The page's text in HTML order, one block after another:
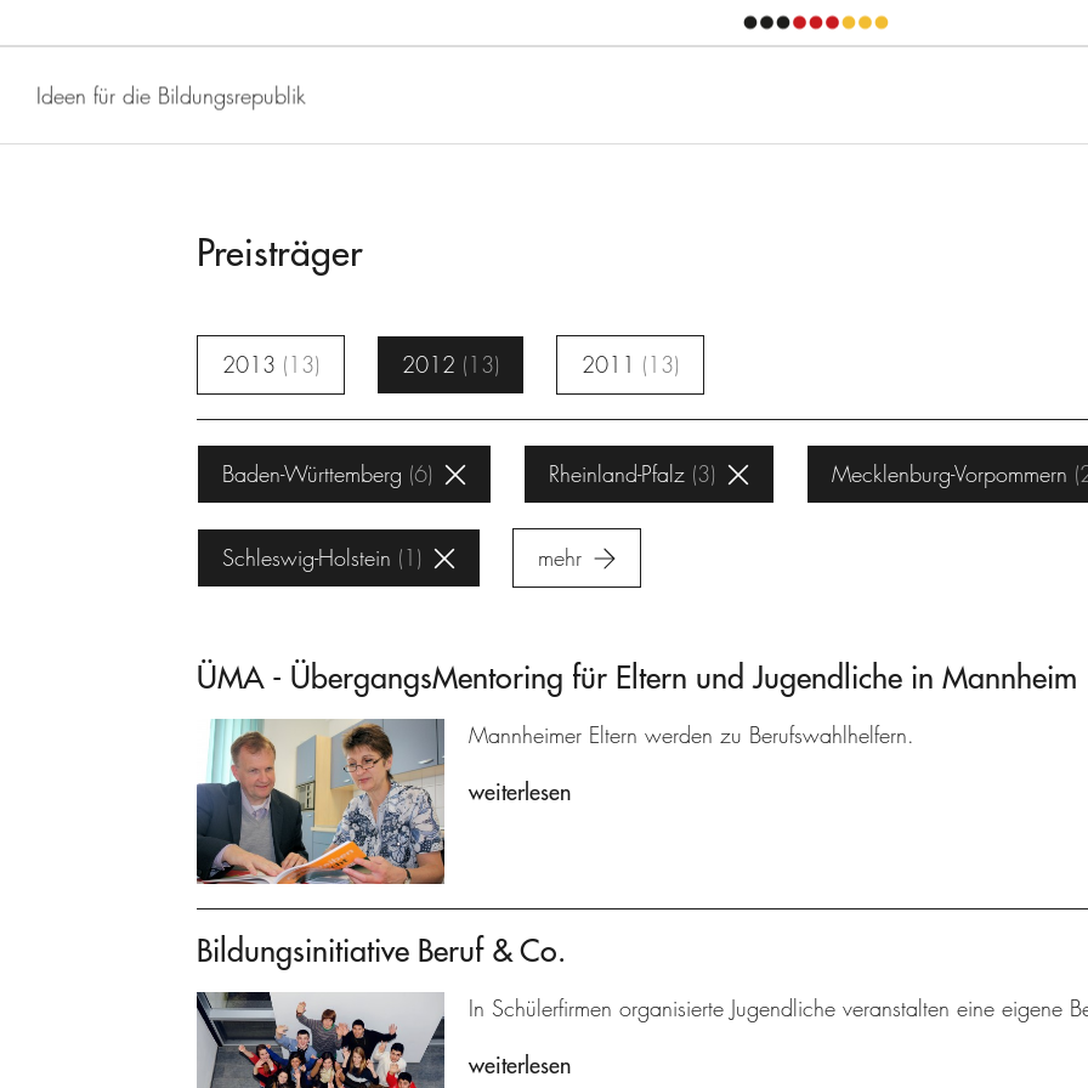
Ideen für die Bildungsrepublik
Preisträger
2013 13 2012 13 2011 13
Baden-Württemberg 6 Rheinland-Pfalz 3 Mecklenburg-Vorpommern
Schleswig-Holstein 1 mehr
ÜMA - ÜbergangsMentoring für Eltern und Jugendliche in Mannheim
Mannheimer Eltern werden zu Berufswahlhelfern.
weiterlesen
Bildungsinitiative Beruf & Co.
In Schülerfirmen organisierte Jugendliche veranstalten eine eigene
weiterlesen